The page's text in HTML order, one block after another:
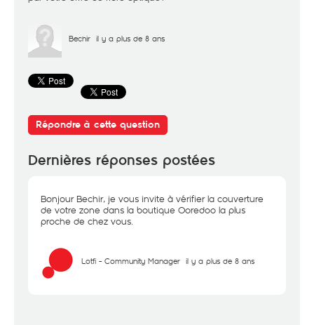
Bechir il y a plus de 8 ans
Répondre à cette question
Dernières réponses postées
Bonjour Bechir, je vous invite à vérifier la couverture
de votre zone dans la boutique Ooredoo la plus
proche de chez vous.
Lotfi - Community Manager il y a plus de 8 ans